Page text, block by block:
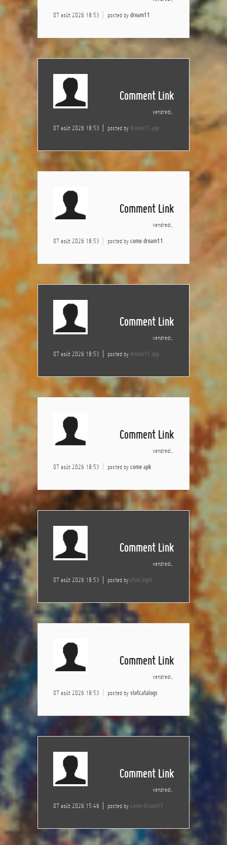
07 août 2026 18:53 posted by dream11
Comment Link
vendredi,
07 août 2026 18:53 posted by dream11 app
Comment Link
vendredi,
07 août 2026 18:53 posted by come dream11
Comment Link
vendredi,
07 août 2026 18:53 posted by dream11 app
Comment Link
vendredi,
07 août 2026 18:53 posted by come apk
Comment Link
vendredi,
07 août 2026 18:53 posted by afun login
Comment Link
vendredi,
07 août 2026 18:53 posted by slotcatalogs
Comment Link
vendredi,
07 août 2026 15:46 posted by come dream11